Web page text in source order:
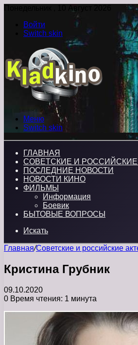
Понедельник , 10 Август 2026
Войти
Switch skin
Меню
Switch skin
ГЛАВНАЯ
СОВЕТСКИЕ И РОССИЙСКИЕ
ПОСЛЕДНИЕ НОВОСТИ
НОВОСТИ КИНО
ФИЛЬМЫ
Информация
Боевик
БЫТОВЫЕ ВОПРОСЫ
Искать
Главная/Советские и российские
Кристина Грубник
09.10.2020
0 Время чтения: 1 минута